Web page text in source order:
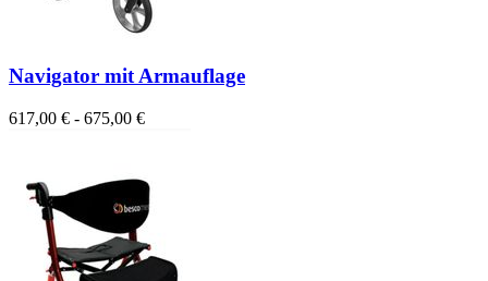
Navigator mit Armauflage
617,00 € - 675,00 €